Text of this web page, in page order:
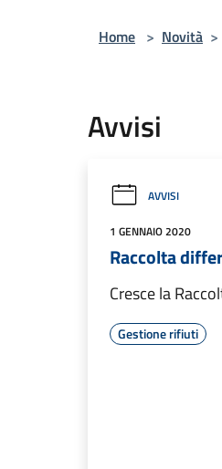
Home > Novità >
Avvisi
AVVISI
1 GENNAIO 2020
Raccolta
Cresce la
Gestione rifiuti